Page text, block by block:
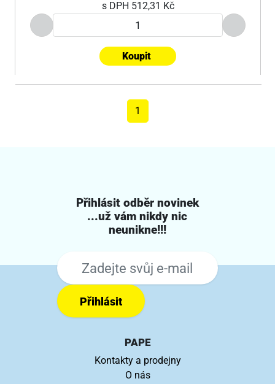
s DPH 512,31 Kč
Koupit
1
Přihlásit odběr novinek
...už vám nikdy nic
neunikne!!!
Přihlásit
PAPE
Kontakty a prodejny
O nás